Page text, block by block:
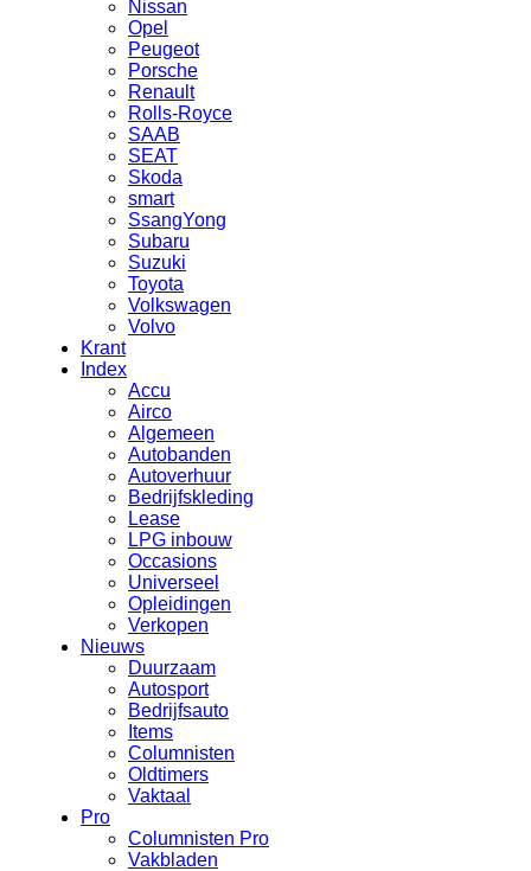
Nissan
Opel
Peugeot
Porsche
Renault
Rolls-Royce
SAAB
SEAT
Skoda
smart
SsangYong
Subaru
Suzuki
Toyota
Volkswagen
Volvo
Krant
Index
Accu
Airco
Algemeen
Autobanden
Autoverhuur
Bedrijfskleding
Lease
LPG inbouw
Occasions
Universeel
Opleidingen
Verkopen
Nieuws
Duurzaam
Autosport
Bedrijfsauto
Items
Columnisten
Oldtimers
Vaktaal
Pro
Columnisten Pro
Vakbladen